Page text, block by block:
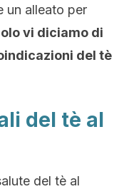
un alleato per
vi diciamo di
del tè
del tè al
del tè al